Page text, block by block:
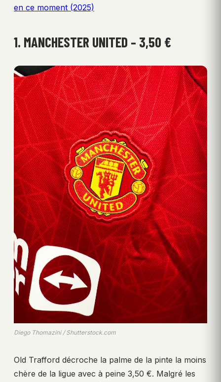
en ce moment (2025)
1. MANCHESTER UNITED – 3,50 €
Diego Thomazini / Shutterstock.com
Old Trafford décroche la palme de la pinte la moins
chère de la ligue avec à peine 3,50 €. Malgré les